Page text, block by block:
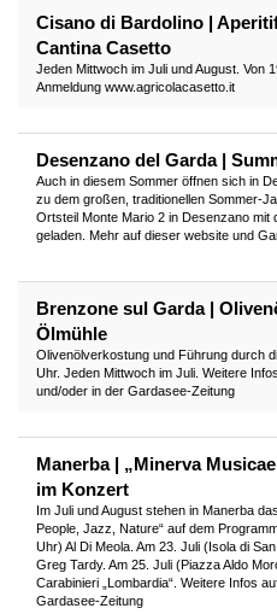
Cisano di Bardolino |
Cantina Casetto
Jeden Mittwoch im Juli und August. Von
Anmeldung www.agricolacasetto.it
Desenzano del Garda |
Auch in diesem Sommer öffnen sich in
zu dem großen, traditionellen Sommer-
Ortsteil Monte Mario 2 in Desenzano
geladen. Mehr auf dieser website und
Brenzone sul Garda |
Ölmühle
Olivenölverkostung und Führung durch
Uhr. Jeden Mittwoch im Juli. Weitere
und/oder in der Gardasee-Zeitung
Manerba | „Minerva
im Konzert
Im Juli und August stehen in Manerba
People, Jazz, Nature“ auf dem
Uhr) Al Di Meola. Am 23. Juli (Isola di
Greg Tardy. Am 25. Juli (Piazza Aldo
Carabinieri „Lombardia“. Weitere Infos
Gardasee-Zeitung